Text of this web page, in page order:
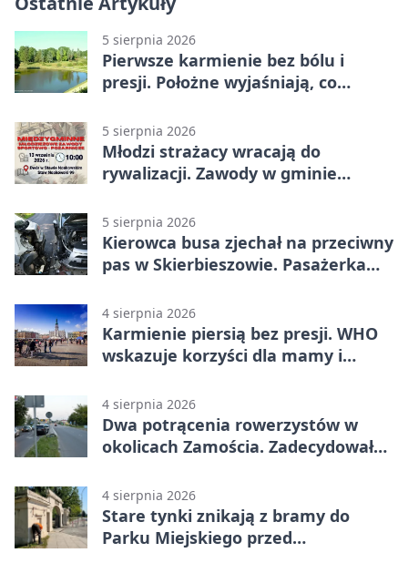
5 sierpnia 2026
Pierwsze karmienie bez bólu i
presji. Położne wyjaśniają, co
5 sierpnia 2026
Młodzi strażacy wracają do
rywalizacji. Zawody w gminie
5 sierpnia 2026
Kierowca busa zjechał na przeciwny
pas w Skierbieszowie. Pasażerka
4 sierpnia 2026
Karmienie piersią bez presji. WHO
wskazuje korzyści dla mamy i
4 sierpnia 2026
Dwa potrącenia rowerzystów w
okolicach Zamościa. Zadecydowało
4 sierpnia 2026
Stare tynki znikają z bramy do
Parku Miejskiego przed